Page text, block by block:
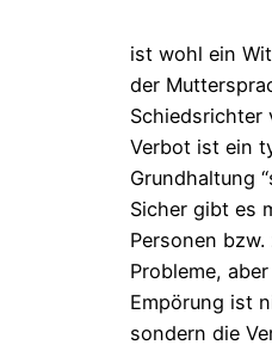
ist wohl ein
der
Schiedsrichter
Verbot ist ein
Grundhaltung
Sicher gibt es
Personen
Probleme,
Empörung ist
sondern die